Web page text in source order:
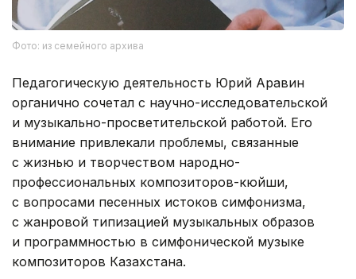
Фото: из семейного архива
Педагогическую деятельность Юрий Аравин
органично сочетал с научно-исследовательской
и музыкально-просветительской работой. Его
внимание привлекали проблемы, связанные
с жизнью и творчеством народно-
профессиональных композиторов-кюйши,
с вопросами песенных истоков симфонизма,
с жанровой типизацией музыкальных образов
и программностью в симфонической музыке
композиторов Казахстана.